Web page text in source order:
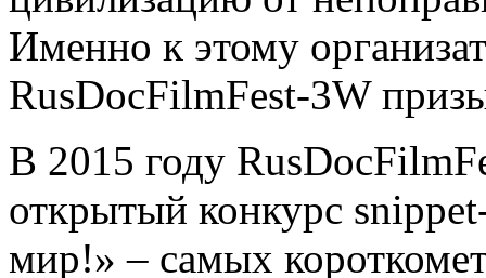
Именно к этому
RusDocFilmFest-3W
В 2015 году
открытый конкурс
мир!» – самых